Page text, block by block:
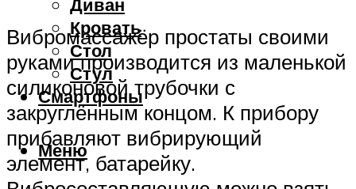
Диван
Кровать
Стол
Стул
Смартфоны
Меню
Вибромассажёр простаты своими
руками производится из маленькой
силиконовой трубочки с
закруглённым концом. К прибору
прибавляют вибрирующий
элемент, батарейку.